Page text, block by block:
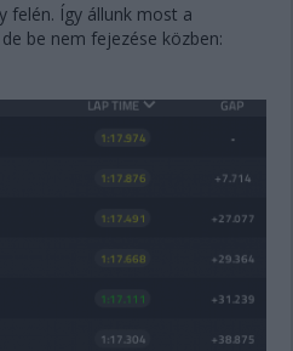
felén. Így állunk most a
be nem fejezése közben: